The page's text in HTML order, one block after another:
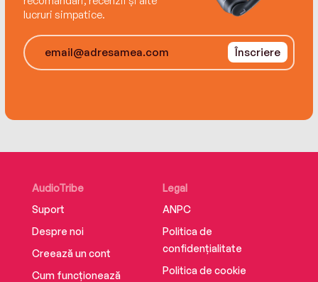
lucruri simpatice.
Înscriere
AudioTribe
Suport
Despre noi
Creează un cont
Cum funcționează
Legal
ANPC
Politica de
confidențialitate
Politica de cookie